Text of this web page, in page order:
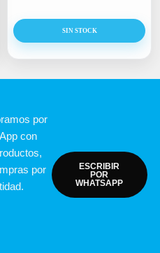
SIN STOCK
por
con
por
ESCRIBIR
POR
WHATSAPP